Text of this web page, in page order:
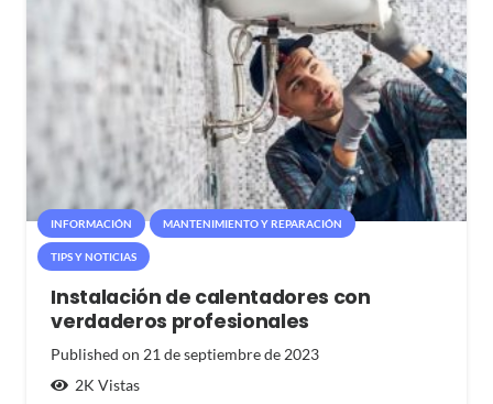
INFORMACIÓN MANTENIMIENTO Y REPARACIÓN
TIPS Y NOTICIAS
Instalación de calentadores con
verdaderos profesionales
Published on 21 de septiembre de 2023
2K Vistas